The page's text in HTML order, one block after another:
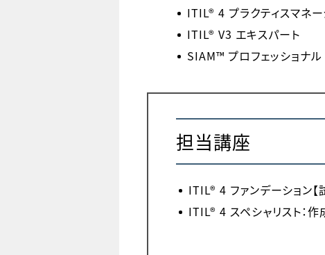
ITIL® 4 プラクティスマネ
ITIL® V3 エキスパート
SIAM™ プロフェッショナル
担当講座
ITIL® 4 ファンデーション【
ITIL® 4 スペシャリスト：作